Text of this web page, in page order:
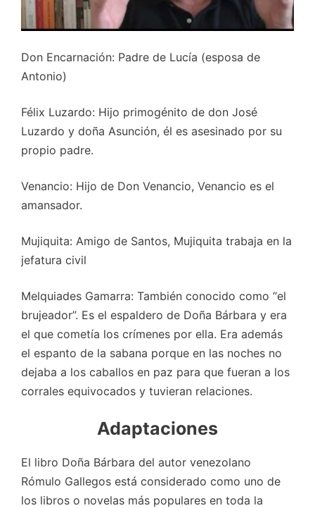
Don Encarnación: Padre de Lucía (esposa de
Antonio)
Félix Luzardo: Hijo primogénito de don José
Luzardo y doña Asunción, él es asesinado por su
propio padre.
Venancio: Hijo de Don Venancio, Venancio es el
amansador.
Mujiquita: Amigo de Santos, Mujiquita trabaja en la
jefatura civil
Melquiades Gamarra: También conocido como “el
brujeador”. Es el espaldero de Doña Bárbara y era
el que cometía los crímenes por ella. Era además
el espanto de la sabana porque en las noches no
dejaba a los caballos en paz para que fueran a los
corrales equivocados y tuvieran relaciones.
Adaptaciones
El libro Doña Bárbara del autor venezolano
Rómulo Gallegos está considerado como uno de
los libros o novelas más populares en toda la